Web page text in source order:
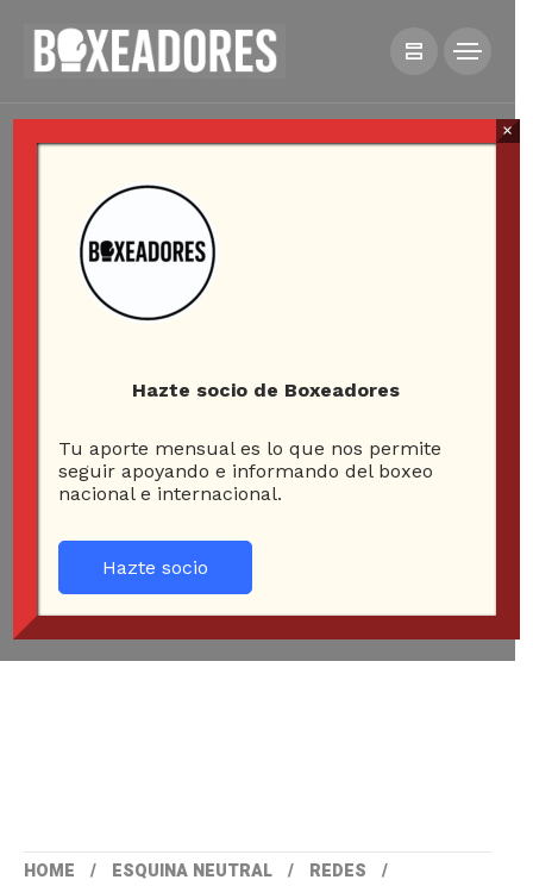
HOME ESQUINA NEUTRAL
REDES
Hazte socio de Boxeadores
Tu aporte mensual es lo que nos permite
seguir apoyando e informando del boxeo
nacional e internacional.
Hazte socio
×